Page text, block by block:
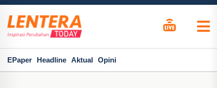
EPaper Headline Aktual Opini